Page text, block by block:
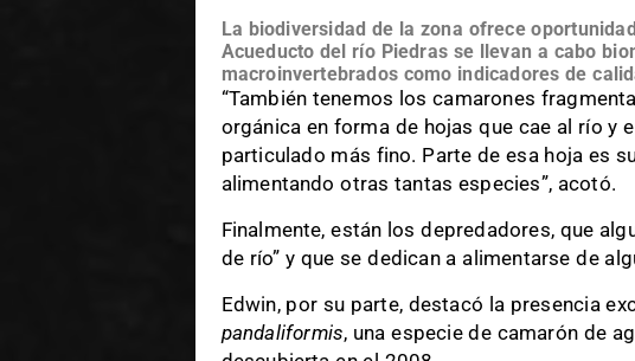
La biodiversidad de la zona ofrece
Acueducto del río Piedras se llevan a cabo
macroinvertebrados como indicadores de
“También tenemos los camarones
orgánica en forma de hojas que cae al río y
particulado más fino. Parte de esa hoja es
alimentando otras tantas especies”, acotó.
Finalmente, están los depredadores, que
de río” y que se dedican a alimentarse de
Edwin, por su parte, destacó la presencia
pandaliformis, una especie de camarón de